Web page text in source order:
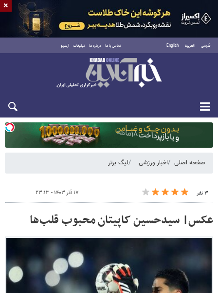
فارسی العربية English تماس با ما درباره ما تبلیغات آرشیو
یکشنبه ۱۸ مرداد ۱۴۰۵
صفحه اصلی اخبار ورزشی لیگ برتر
۳ نفر ۱۷ آذر ۱۴۰۳ - ۲۳:۱۳
عکس| سیدحسین کاپیتان محبوب قلب‌ها
×